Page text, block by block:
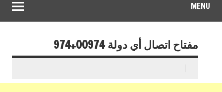
MENU
مفتاح اتصال أي دولة 00974+974